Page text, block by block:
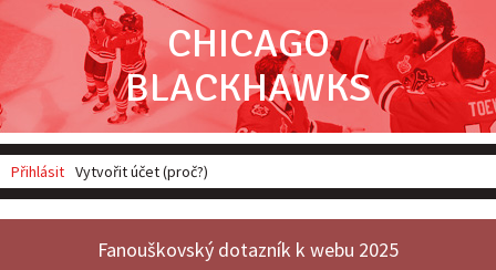
CHICAGO
BLACKHAWKS
Přihlásit Vytvořit účet (proč?)
Fanouškovský dotazník k webu 2025